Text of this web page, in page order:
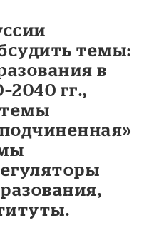
темы:
в
гг.,